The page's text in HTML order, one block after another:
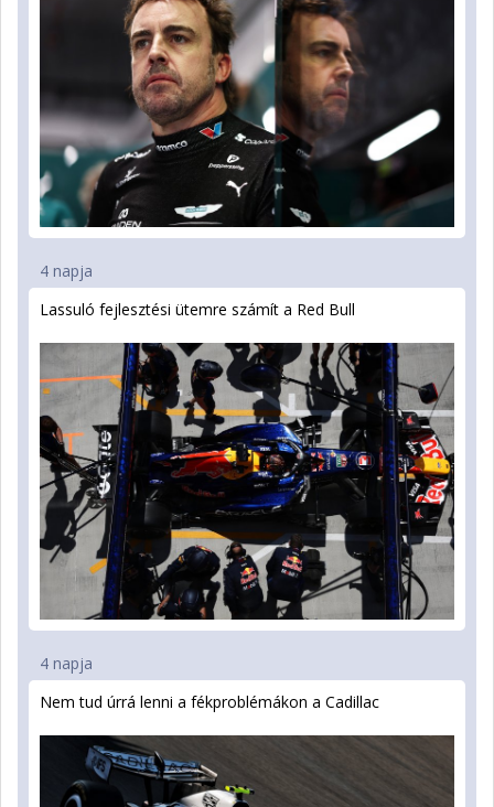
4 napja
Lassuló fejlesztési ütemre számít a Red Bull
4 napja
Nem tud úrrá lenni a fékproblémákon a Cadillac